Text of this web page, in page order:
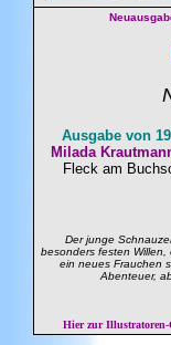
Ausgabe von
Milada
Fleck am
Der junge
besonders festen Willen,
ein neues Frauchen
Abenteuer,
Hier zur Illustratoren-